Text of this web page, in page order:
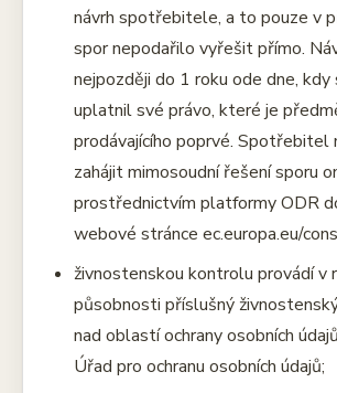
návrh spotřebitele, a to pouze v
spor nepodařilo vyřešit přímo.
nejpozději do 1 roku ode dne,
uplatnil své právo, které je
prodávajícího poprvé. Spotřebitel
zahájit mimosoudní řešení sporu
prostřednictvím platformy ODR
webové stránce ec.europa.eu/
živnostenskou kontrolu provádí v
působnosti příslušný
nad oblastí ochrany osobních
Úřad pro ochranu osobních údajů;